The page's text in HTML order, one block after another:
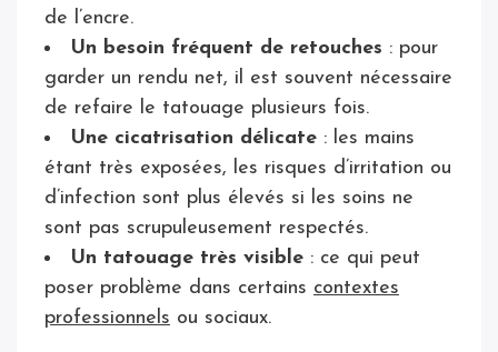
de l’encre.
Un besoin fréquent de retouches : pour
garder un rendu net, il est souvent nécessaire
de refaire le tatouage plusieurs fois.
Une cicatrisation délicate : les mains
étant très exposées, les risques d’irritation ou
d’infection sont plus élevés si les soins ne
sont pas scrupuleusement respectés.
Un tatouage très visible : ce qui peut
poser problème dans certains contextes
professionnels ou sociaux.